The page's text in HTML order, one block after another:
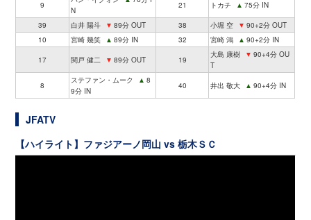
9
N
21 トカチ ▲ 75分 IN
39 白井 陽斗 ▼ 89分 OUT 38 小堀 空 ▼ 90+2分 OUT
10
宮崎 幾笑 ▲ 89分 IN 32 宮崎 鴻 ▲ 90+2分 IN
17 関戸 健二 ▼ 89分 OUT 19
大島 康樹 ▼ 90+4分 OU
T
8
ステファン・ムーク ▲ 8
9分 IN
40 井出 敬大 ▲ 90+4分 IN
JFATV
【ハイライト】ファジアーノ岡山 vs 栃木ＳＣ